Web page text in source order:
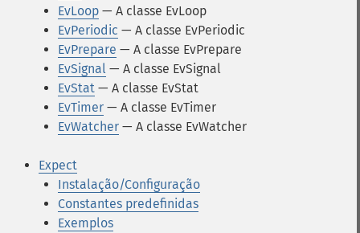
EvLoop — A classe EvLoop
EvPeriodic — A classe EvPeriodic
EvPrepare — A classe EvPrepare
EvSignal — A classe EvSignal
EvStat — A classe EvStat
EvTimer — A classe EvTimer
EvWatcher — A classe EvWatcher
Expect
Instalação/Configuração
Constantes predefinidas
Exemplos